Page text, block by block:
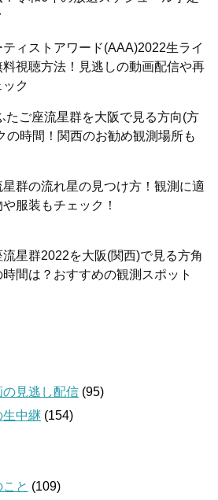
ィストアワード(AAA)2022生ライ
料視聴方法！見逃しの動画配信や再
ク
たご座流星群を大阪で見る方向(方
の時間！関西のお勧め観測場所も
群の流れ星の見つけ方！観測に適
服装もチェック！
星群2022を大阪(関西)で見る方角
時間は？おすすめの観測スポット
の見逃し配信 (95)
中継 (154)
と (109)